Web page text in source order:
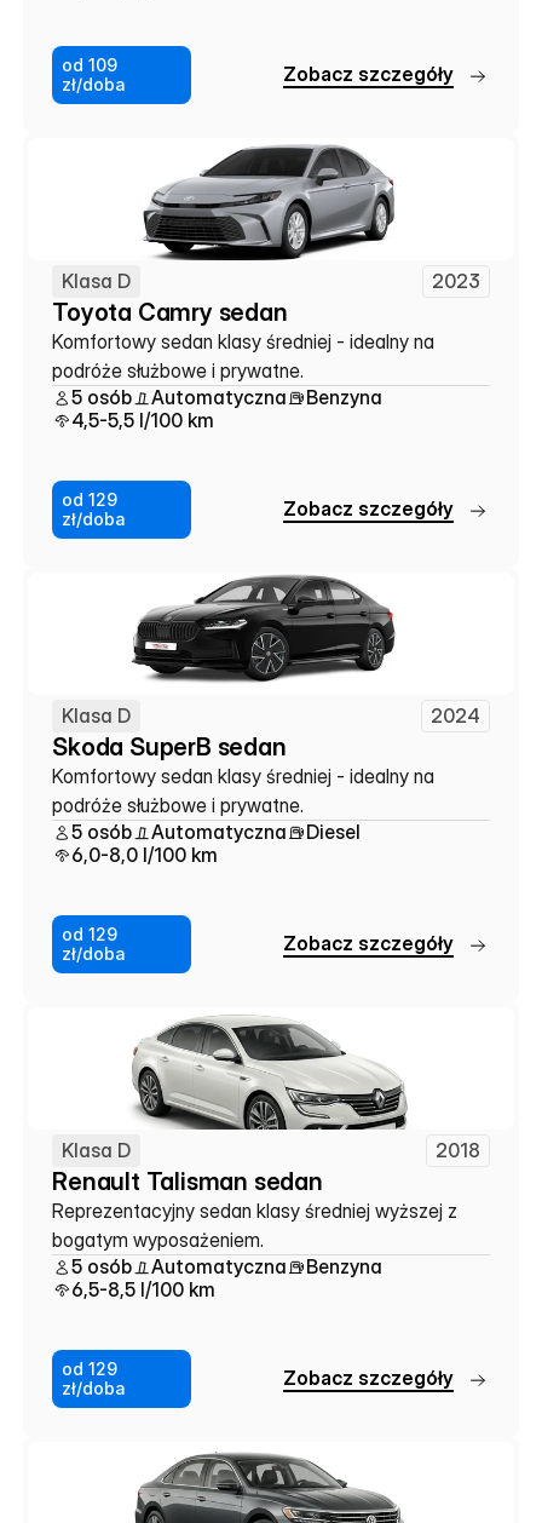
od 109
zł/doba
Zobacz szczegóły
Klasa D 2023
Toyota Camry sedan
Komfortowy sedan klasy średniej - idealny na
podróże służbowe i prywatne.
5 osób
Automatyczna
Benzyna
4,5-5,5 l/100 km
od 129
zł/doba
Zobacz szczegóły
Klasa D 2024
Skoda SuperB sedan
Komfortowy sedan klasy średniej - idealny na
podróże służbowe i prywatne.
5 osób
Automatyczna
Diesel
6,0-8,0 l/100 km
od 129
zł/doba
Zobacz szczegóły
Klasa D 2018
Renault Talisman sedan
Reprezentacyjny sedan klasy średniej wyższej z
bogatym wyposażeniem.
5 osób
Automatyczna
Benzyna
6,5-8,5 l/100 km
od 129
zł/doba
Zobacz szczegóły